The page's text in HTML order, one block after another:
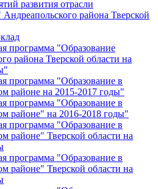
развития отрасли
района Тверской
программа "Образование
района Тверской области на
программа "Образование в
районе на 2015-2017 годы"
программа "Образование в
районе" на 2016-2018 годы"
программа "Образование в
районе" Тверской области на
программа "Образование в
районе" Тверской области на